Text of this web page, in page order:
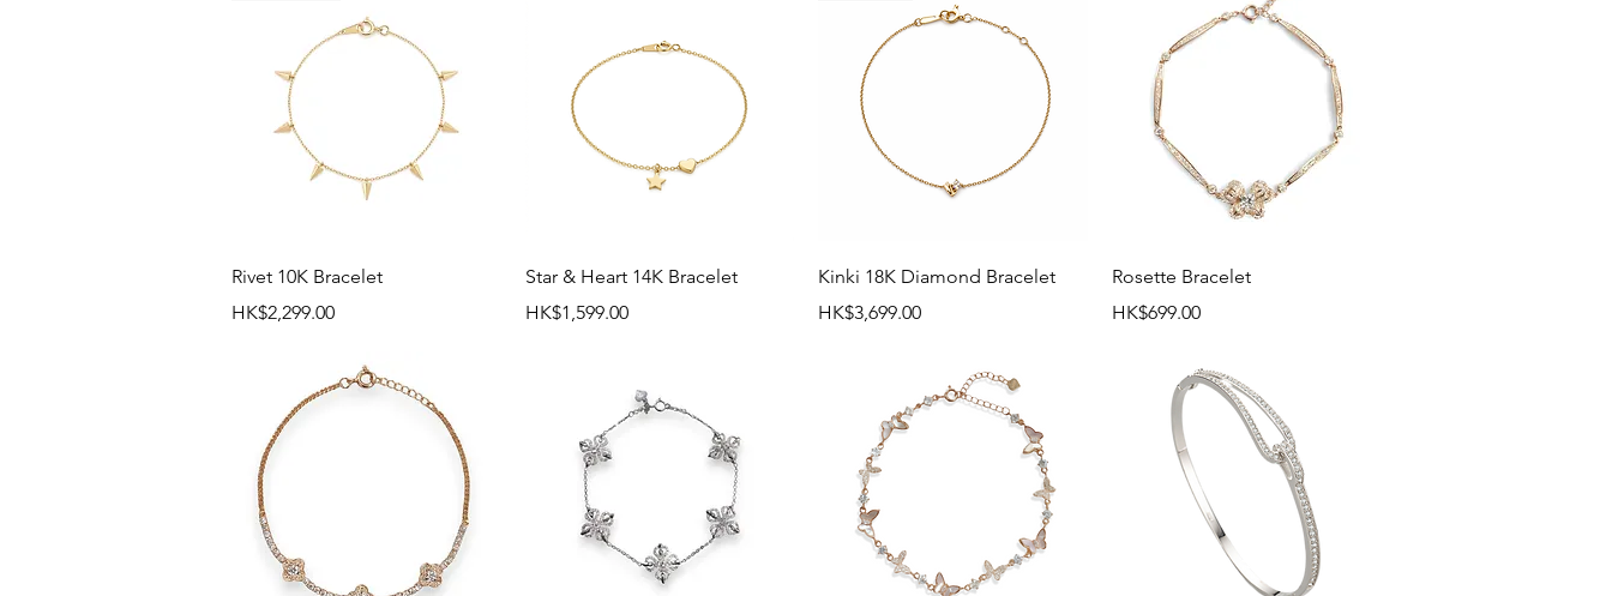
快速瀏覽
Rivet 10K Bracelet
價格
HK$2,299.00
快速瀏覽
Star & Heart 14K Bracelet
價格
HK$1,599.00
快速瀏覽
Kinki 18K Diamond Bracelet
價格
HK$3,699.00
快速瀏覽
Rosette Bracelet
價格
HK$699.00